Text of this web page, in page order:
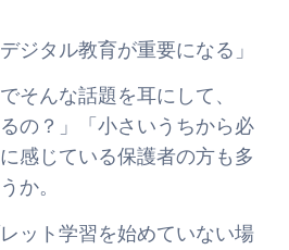
ジタル教育が重要になる」
そんな話題を耳にして、
の？」「小さいうちから必
感じている保護者の方も多
か。
ット学習を始めていない場